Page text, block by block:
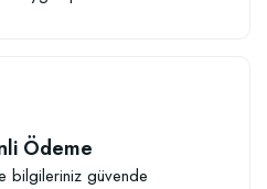
Ödeme
bilgileriniz güvende